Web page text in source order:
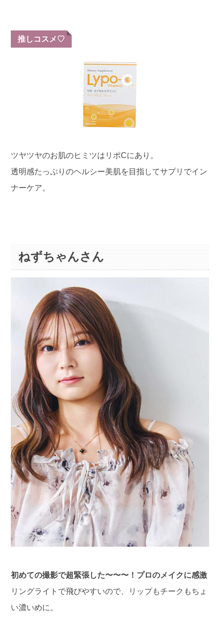
推しコスメ♡
ツヤツヤのお肌のヒミツはリポCにあり。
透明感たっぷりのヘルシー美肌を目指してサプリでイン
ナーケア。
ねずちゃんさん
初めての撮影で超緊張した〜〜〜！プロのメイクに感激
リングライトで飛びやすいので、リップもチークもちょ
い濃いめに。